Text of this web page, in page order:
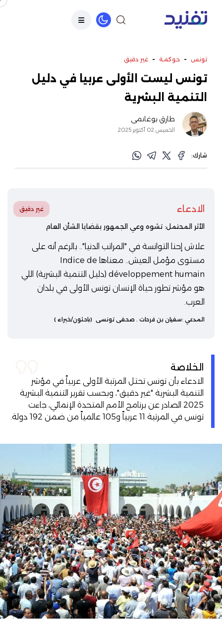
تونس - حوكمة - غير دقيق
تونس ليست الأولى عربيا في دليل
التنمية البشرية
طارق بوغانمي
الخميس 02 أكتوبر 2025
شارك:
الادعاء غير دقيق
الأثر المحتمل: تشوه وعي الجمهور بقضايا الشأن العام
علاش إحنا التوانسة في "المراتب الدنيا".. بالرغم أنه على
مستوى مؤمل العيش.. معناها Indice de
développement humain (دليل التنمية البشرية) اللي
هو مؤشر تطور حياة الإنسان تونس الأولى في بلدان
العرب.
المدعي :سفيان بن فرحات . صحفي تونسي (باحثون/خبراء )
الخلاصة
الادعاء بأن تونس تحتل المرتبة الأولى عربياً في مؤشر
التنمية البشرية "غير دقيق"، وبحسب تقرير التنمية البشرية
2025 الصادر عن برنامج الأمم المتحدة الإنمائي، جاءت
تونس في المرتبة 11 عربياً و105 عالمياً من ضمن 192 دولة.